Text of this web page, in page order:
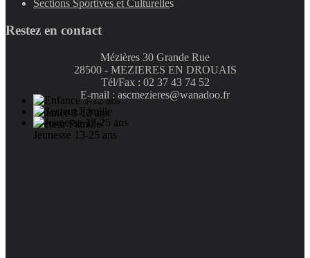
Enfance 3-12 ans
Secteur Famille
Jeunesse 13-25 ans
Sections Sportives et Culturelles
Restez en contact
Mézières 30 Grande Rue
28500 - MEZIERES EN DROUAIS
Tél/Fax : 02 37 43 74 52
E-mail : ascmezieres@wanadoo.fr